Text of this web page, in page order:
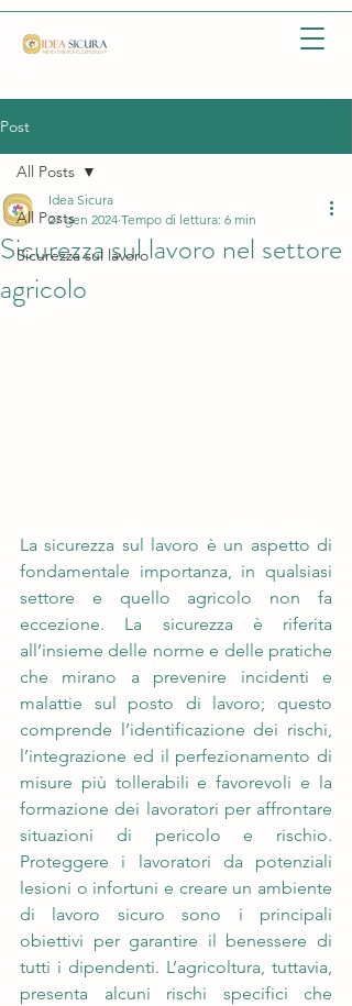
Post
All Posts
Sicurezza sul lavoro
All Posts
Sicurezza sul lavoro nel settore
agricolo
Idea Sicura
27 gen 2024 Tempo di lettura: 6 min
La sicurezza sul lavoro è un aspetto di
fondamentale importanza, in qualsiasi
settore e quello agricolo non fa
eccezione. La sicurezza è riferita
all’insieme delle norme e delle pratiche
che mirano a prevenire incidenti e
malattie sul posto di lavoro; questo
comprende l’identificazione dei rischi,
l’integrazione ed il perfezionamento di
misure più tollerabili e favorevoli e la
formazione dei lavoratori per affrontare
situazioni di pericolo e rischio.
Proteggere i lavoratori da potenziali
lesioni o infortuni e creare un ambiente
di lavoro sicuro sono i principali
obiettivi per garantire il benessere di
tutti i dipendenti. L’agricoltura, tuttavia,
presenta alcuni rischi specifici che